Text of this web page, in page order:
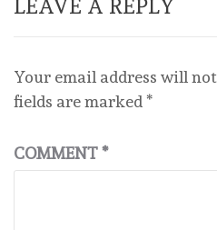
LEAVE A REPLY
Your email address will
fields are marked *
COMMENT*